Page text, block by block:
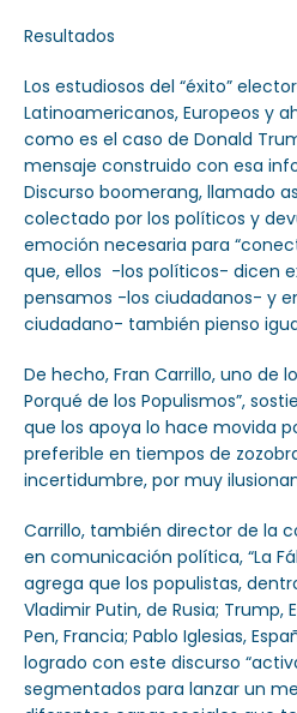
Resultados
Los estudiosos del “éxito”
Latinoamericanos, Europeos y
como es el caso de Donald
mensaje construido con esa
Discurso boomerang, llamado
colectado por los políticos y
emoción necesaria para
que, ellos -los políticos- dicen
pensamos -los ciudadanos- y
ciudadano- también pienso
De hecho, Fran Carrillo, uno de
Porqué de los Populismos”,
que los apoya lo hace movida
preferible en tiempos de
incertidumbre, por muy
Carrillo, también director de la
en comunicación política, “La
agrega que los populistas,
Vladimir Putin, de Rusia; Trump,
Pen, Francia; Pablo Iglesias,
logrado con este discurso
segmentados para lanzar un